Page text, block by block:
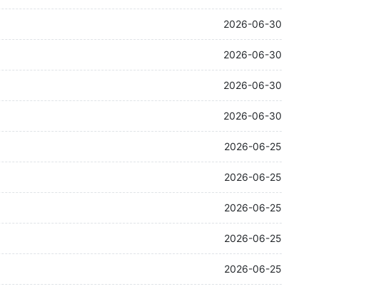
2026-06-30
2026-06-30
2026-06-30
2026-06-30
2026-06-25
2026-06-25
2026-06-25
2026-06-25
2026-06-25